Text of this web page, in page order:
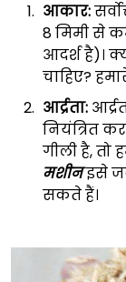
आकार:
8 मिमी से
आदर्श है)।
चाहिए?
आर्द्रता:
नियंत्रित
गीली है, तो
मशीनइसे
सकते हैं।